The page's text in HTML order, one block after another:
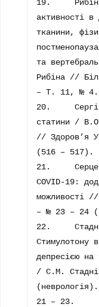
19.	Рибіна О.С. Вплив фізичної
активності в
тканини,
та
Рибіна //
– Т. 11, №
20.	Сергієнко В.О. Цукровий діабет і
статини /
// Здоров’я
(516 – 517).
21.	Серцево-судинні захворювання та
COVID-19:
можливості
– № 23 – 24
22.	Стаднік С.М. Ефективність
Стимулотону
депресією на
/ С.М.
21 – 23.